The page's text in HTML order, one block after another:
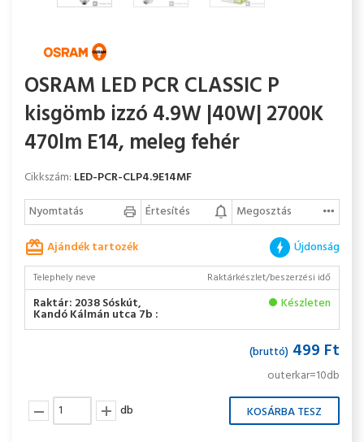
OSRAM LED PCR CLASSIC P
kisgömb izzó 4.9W |40W| 2700K
470lm E14, meleg fehér
Cikkszám: LED-PCR-CLP4.9E14MF
Nyomtatás
Értesítés
Megosztás
Ajándék tartozék
Újdonság
Telephely neve Raktárkészlet/beszerzési idő
Raktár: 2038 Sóskút,
Kandó Kálmán utca 7b :
Készleten
(bruttó) 499 Ft
outerkar=10db
db